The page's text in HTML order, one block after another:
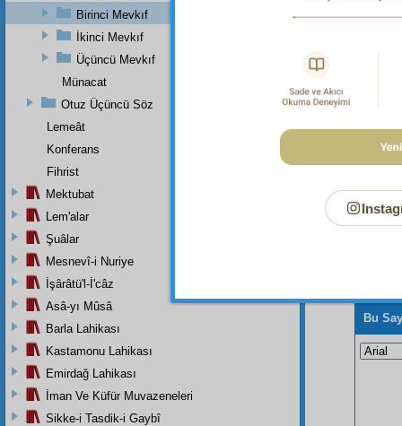
Dipnot-1
Bu
Birinci Mevkıf
İkinci Mevkıf
Üçüncü Mevkıf
Münacat
Otuz Üçüncü Söz
Lemeât
Konferans
Fihrist
Mektubat
Lem'alar
Şuâlar
Mesnevî-i Nuriye
İşârâtü'l-İ'câz
Asâ-yı Mûsâ
Barla Lahikası
Kastamonu Lahikası
Emirdağ Lahikası
İman Ve Küfür Muvazeneleri
Sikke-i Tasdik-i Gaybî